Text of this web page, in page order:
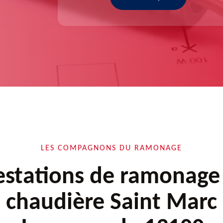
LES COMPAGNONS DU RAMONAGE
de
chaudière Saint Marc